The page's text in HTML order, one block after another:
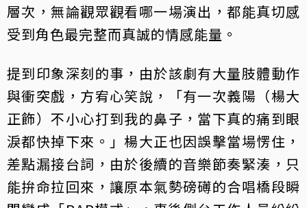
層次，無論觀眾觀看哪一場演出，都能真切感
受到角色最完整而真誠的情感能量。
提到印象深刻的事，由於該劇有大量肢體動作
與衝突戲，方宥心笑說，「有一次義陽（楊大
正飾）不小心打到我的鼻子，當下真的痛到眼
淚都快掉下來。」楊大正也因誤擊當場愣住，
差點漏接台詞，由於後續的音樂節奏緊湊，只
能拚命拉回來，讓原本氣勢磅礡的合唱橋段瞬